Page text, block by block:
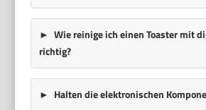
Wie reinige ich einen Toaster mit
richtig?
Halten die elektronischen